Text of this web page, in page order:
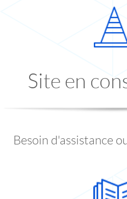
Site en
Besoin d'assistance